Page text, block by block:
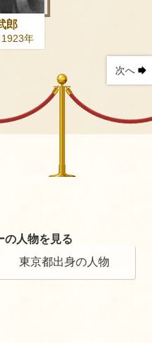
郎
年
次へ
の人物を見る
東京都出身の人物